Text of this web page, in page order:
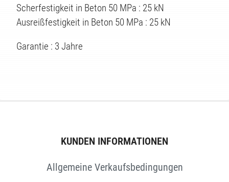
Scherfestigkeit in Beton 50 MPa : 25 kN
Ausreißfestigkeit in Beton 50 MPa : 25 kN
Garantie : 3 Jahre
KUNDEN INFORMATIONEN
Allgemeine Verkaufsbedingungen